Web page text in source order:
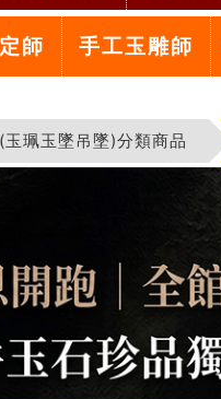
師 手工玉雕師
珮玉墜吊墜)分類商品